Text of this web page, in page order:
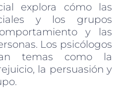
explora cómo las
y los grupos
y las
Los psicólogos
temas como la
la persuasión y